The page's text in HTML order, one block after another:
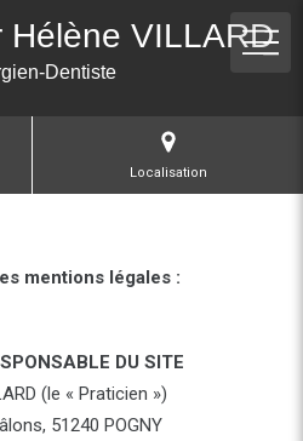
Hélène VILLARD
Dentiste
Localisation
mentions légales :
DU SITE
(le « Praticien »)
51240 POGNY